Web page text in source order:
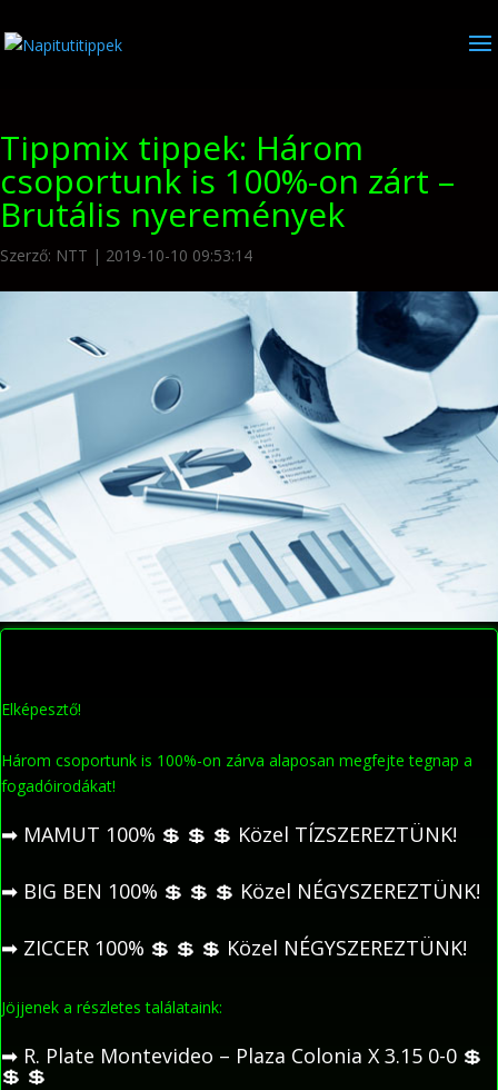
Tippmix tippek: Három
csoportunk is 100%-on zárt –
Brutális nyeremények
Szerző: NTT | 2019-10-10 09:53:14
Elképesztő!
Három csoportunk is 100%-on zárva alaposan megfejte tegnap a
fogadóirodákat!
➡ MAMUT 100% 💲 💲 💲 Közel TÍZSZEREZTÜNK!
➡ BIG BEN 100% 💲 💲 💲 Közel NÉGYSZEREZTÜNK!
➡ ZICCER 100% 💲 💲 💲 Közel NÉGYSZEREZTÜNK!
Jöjjenek a részletes találataink:
➡ R. Plate Montevideo – Plaza Colonia X 3.15 0-0 💲
💲 💲